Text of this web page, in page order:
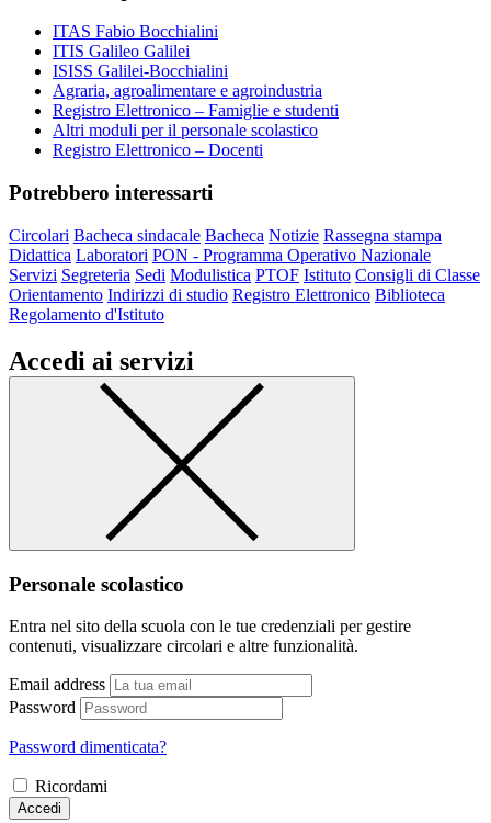
ITAS Fabio Bocchialini
ITIS Galileo Galilei
ISISS Galilei-Bocchialini
Agraria, agroalimentare e agroindustria
Registro Elettronico – Famiglie e studenti
Altri moduli per il personale scolastico
Registro Elettronico – Docenti
Potrebbero interessarti
Circolari Bacheca sindacale Bacheca Notizie Rassegna stampa
Didattica Laboratori PON - Programma Operativo Nazionale
Servizi Segreteria Sedi Modulistica PTOF Istituto Consigli di Classe
Orientamento Indirizzi di studio Registro Elettronico Biblioteca
Regolamento d'Istituto
Accedi ai servizi
Personale scolastico
Entra nel sito della scuola con le tue credenziali per gestire
contenuti, visualizzare circolari e altre funzionalità.
Email address
Password
Password dimenticata?
Ricordami
Accedi